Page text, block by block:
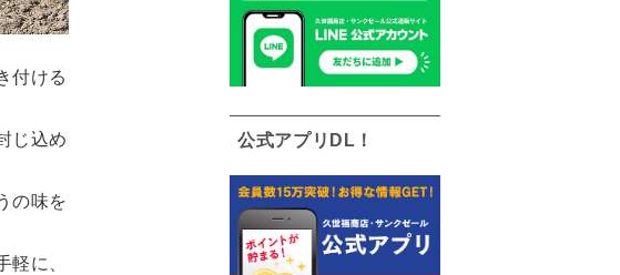
付ける
じ込め
の味を
に、
公式アプリDL！